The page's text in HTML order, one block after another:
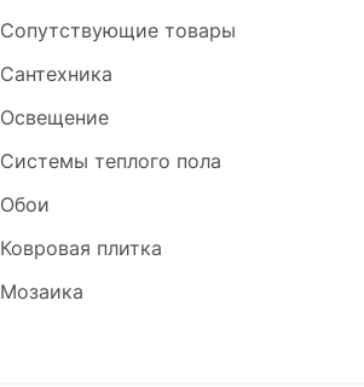
Сопутствующие товары
Сантехника
Освещение
Системы теплого пола
Обои
Ковровая плитка
Мозаика